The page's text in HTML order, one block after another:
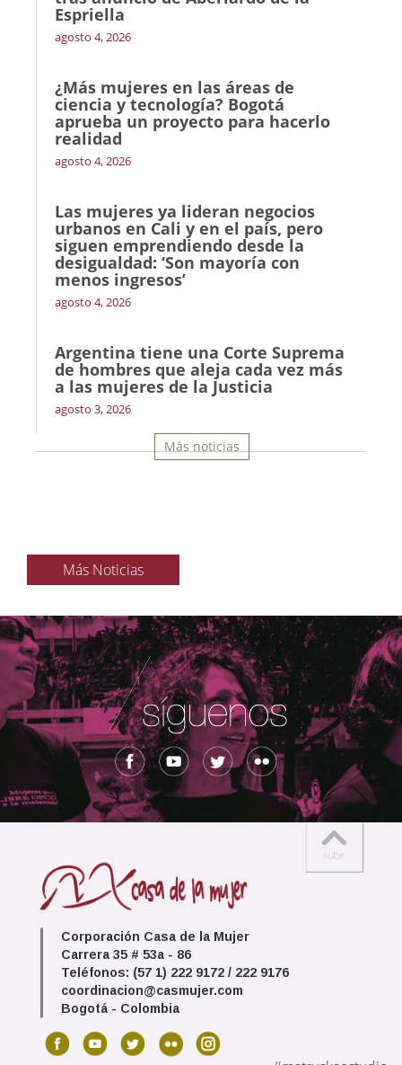
Espriella
agosto 4, 2026
¿Más mujeres en las áreas de
ciencia y tecnología? Bogotá
aprueba un proyecto para hacerlo
realidad
agosto 4, 2026
Las mujeres ya lideran negocios
urbanos en Cali y en el país, pero
siguen emprendiendo desde la
desigualdad: ‘Son mayoría con
menos ingresos’
agosto 4, 2026
Argentina tiene una Corte Suprema
de hombres que aleja cada vez más
a las mujeres de la Justicia
agosto 3, 2026
Más noticias
Más Noticias
Corporación Casa de la Mujer
Carrera 35 # 53a - 86
Teléfonos: (57 1) 222 9172 / 222 9176
coordinacion@casmujer.com
Bogotá - Colombia